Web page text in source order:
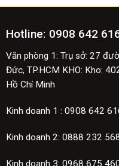
Hotline: 0908 642
Văn phòng 1: Trụ sở: 27
Đức, TP.HCM KHO: Kho:
Hồ Chí Minh
Kinh doanh 1 : 0908 642
Kinh doanh 2: 0888 232
Kinh doanh 3: 0968